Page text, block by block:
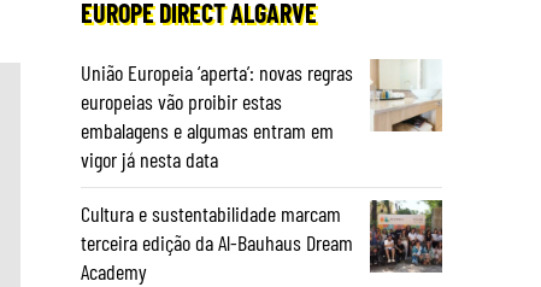
EUROPE DIRECT ALGARVE
União Europeia ‘aperta’: novas regras
europeias vão proibir estas
embalagens e algumas entram em
vigor já nesta data
Cultura e sustentabilidade marcam
terceira edição da Al-Bauhaus Dream
Academy